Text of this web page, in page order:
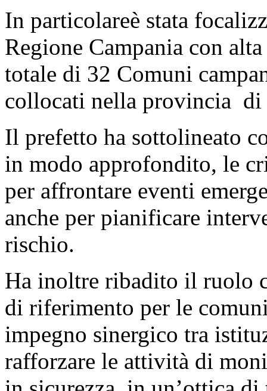
In particolareè stata
Regione Campania con
totale di 32 Comuni
collocati nella provincia di
Il prefetto ha sottolineato
in modo approfondito, le
per affrontare eventi
anche per pianificare
rischio.
Ha inoltre ribadito il ruolo
di riferimento per le
impegno sinergico tra
rafforzare le attività di